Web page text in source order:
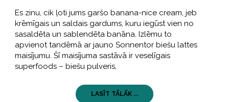
Es zinu, cik ļoti jums garšo banana-nice cream, jeb
krēmīgais un saldais gardums, kuru iegūst vien no
sasaldēta un sablendēta banāna. Izlēmu to
apvienot tandēmā ar jauno Sonnentor biešu lattes
maisījumu. Šī maisījuma sastāvā ir veselīgais
superfoods – biešu pulveris,
LASĪT TĀLĀK ...